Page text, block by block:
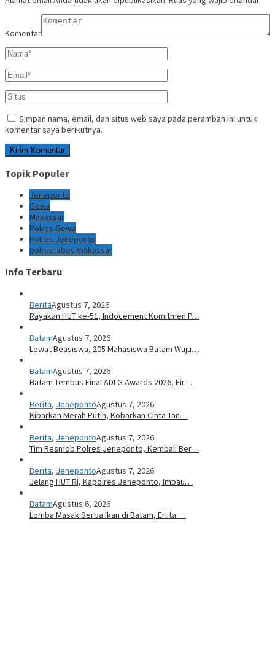
Komentar
Simpan nama, email, dan situs web saya pada peramban ini untuk
komentar saya berikutnya.
Topik Populer
Jeneponto
Gowa
Makassar
Polres Gowa
Polres Jeneponto
polrestabes makassar
Info Terbaru
BeritaAgustus 7, 2026
Rayakan HUT ke-51, Indocement Komitmen P…
BatamAgustus 7, 2026
Lewat Beasiswa, 205 Mahasiswa Batam Wuju…
BatamAgustus 7, 2026
Batam Tembus Final ADLG Awards 2026, Fir…
Berita, JenepontoAgustus 7, 2026
Kibarkan Merah Putih, Kobarkan Cinta Tan…
Berita, JenepontoAgustus 7, 2026
Tim Resmob Polres Jeneponto, Kembali Ber…
Berita, JenepontoAgustus 7, 2026
Jelang HUT RI, Kapolres Jeneponto, Imbau…
BatamAgustus 6, 2026
Lomba Masak Serba Ikan di Batam, Erlita …